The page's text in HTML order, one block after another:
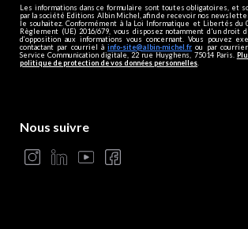
Les informations dans ce formulaire sont toutes obligatoires, et
par la société Editions Albin Michel, afin de recevoir nos
le souhaitez. Conformément à la Loi Informatique et Libertés du
Règlement (UE) 2016/679, vous disposez notamment d'un droit
d’opposition aux informations vous concernant. Vous pouvez
contactant par courriel àinfo-site@albin-michel.fr ou par
Service Communication digitale, 22 rue Huyghens, 75014 Paris.
politique de protection de vos données personnelles
Nous suivre